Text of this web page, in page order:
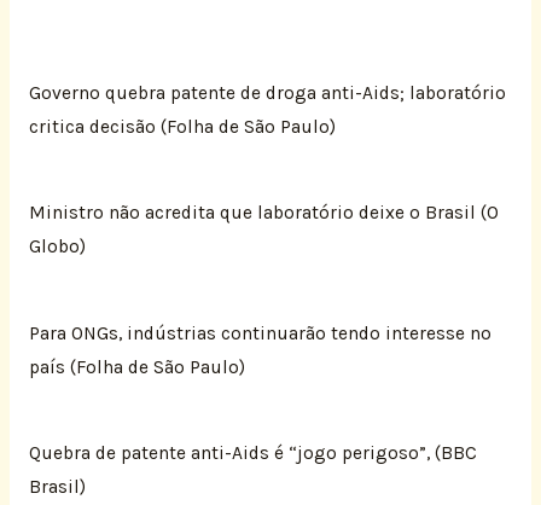
Governo quebra patente de droga anti-Aids; laboratório
critica decisão (Folha de São Paulo)
Ministro não acredita que laboratório deixe o Brasil (O
Globo)
Para ONGs, indústrias continuarão tendo interesse no
país (Folha de São Paulo)
Quebra de patente anti-Aids é “jogo perigoso”, (BBC
Brasil)